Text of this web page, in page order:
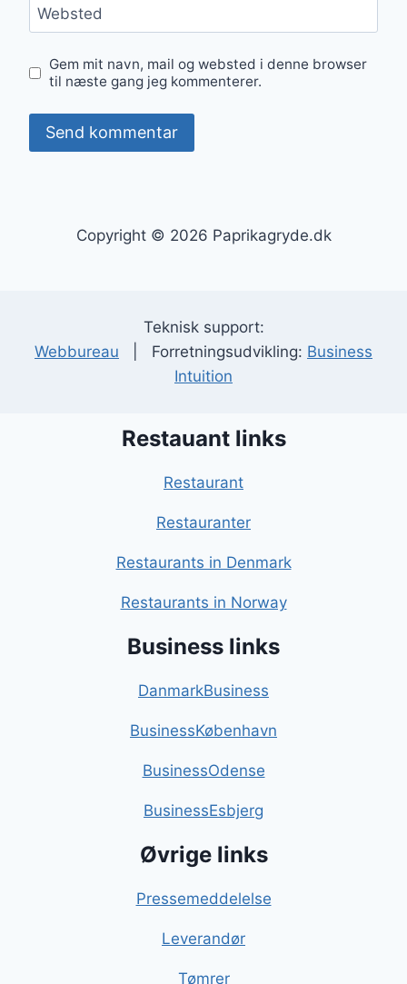
Websted
Gem mit navn, mail og websted i denne browser
til næste gang jeg kommenterer.
Copyright © 2026 Paprikagryde.dk
Teknisk support:
Webbureau | Forretningsudvikling: Business
Intuition
Restauant links
Restaurant
Restauranter
Restaurants in Denmark
Restaurants in Norway
Business links
DanmarkBusiness
BusinessKøbenhavn
BusinessOdense
BusinessEsbjerg
Øvrige links
Pressemeddelelse
Leverandør
Tømrer